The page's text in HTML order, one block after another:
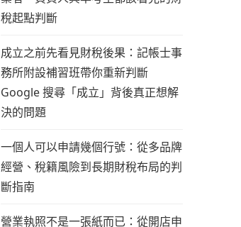
稅起點判斷
成立之前先看見財稅後果：記帳士事
務所附設補習班帶你重新判斷
Google 搜尋「成立」背後真正想解
決的問題
一個人可以申請幾個行號：從多品牌
經營、稅籍風險到長期財稅布局的判
斷指南
營業執照不是一張紙而已：從開店申